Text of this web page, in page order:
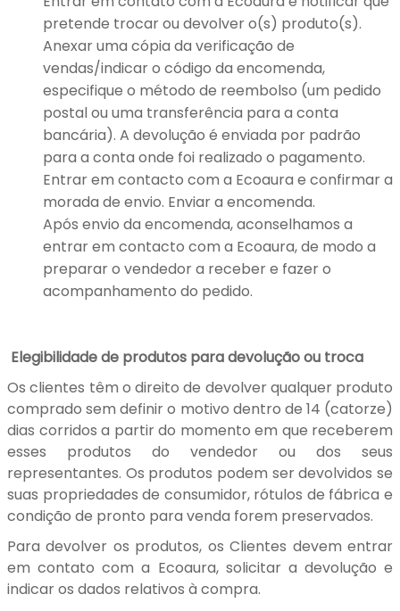
pretende trocar ou devolver o(s) produto(s).
Anexar uma cópia da verificação de
vendas/indicar o código da encomenda,
especifique o método de reembolso (um pedido
postal ou uma transferência para a conta
bancária). A devolução é enviada por padrão
para a conta onde foi realizado o pagamento.
Entrar em contacto com a Ecoaura e confirmar a
morada de envio. Enviar a encomenda.
Após envio da encomenda, aconselhamos a
entrar em contacto com a Ecoaura, de modo a
preparar o vendedor a receber e fazer o
acompanhamento do pedido.
Elegibilidade de produtos para devolução ou troca
Os clientes têm o direito de devolver qualquer produto
comprado sem definir o motivo dentro de 14 (catorze)
dias corridos a partir do momento em que receberem
esses produtos do vendedor ou dos seus
representantes. Os produtos podem ser devolvidos se
suas propriedades de consumidor, rótulos de fábrica e
condição de pronto para venda forem preservados.
Para devolver os produtos, os Clientes devem entrar
em contato com a Ecoaura, solicitar a devolução e
indicar os dados relativos à compra.